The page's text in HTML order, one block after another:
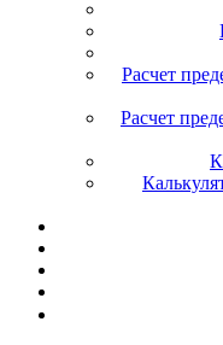
Расчет
Расчет